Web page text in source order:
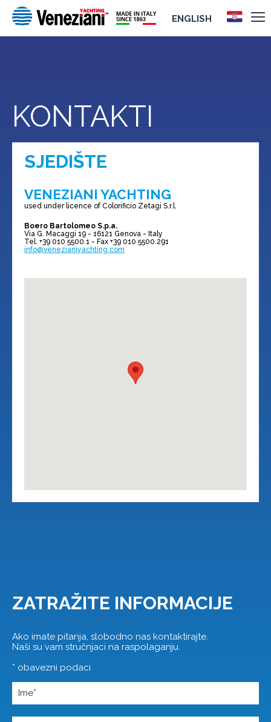
ENGLISH
KONTAKTI
SJEDIŠTE
VENEZIANI YACHTING
used under licence of Colorificio Zetagi S.r.l.
Boero Bartolomeo S.p.a.
Via G. Macaggi 19 - 16121 Genova - Italy
Tel. +39 010 5500.1 - Fax +39 010 5500.291
info@venezianiyachting.com
ZATRAŽITE INFORMACIJE
Ako imate pitanja, slobodno nas kontaktirajte.
Naši su vam stručnjaci na raspolaganju.
* obavezni podaci